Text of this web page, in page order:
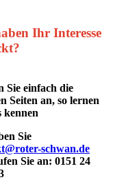
Ihr Interesse
Sie einfach die
Seiten an, so lernen
kennen
Sie
schwan.de
Sie an: 0151 24